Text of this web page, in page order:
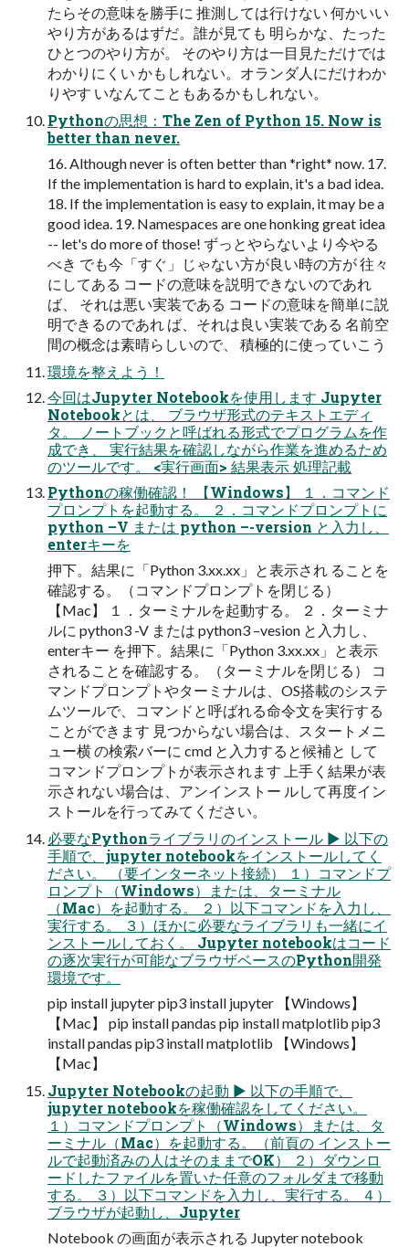
たらその意味を勝手に 推測しては行けない 何かいい
やり方があるはずだ。誰が見ても 明らかな、たった
ひとつのやり方が。 そのやり方は一目見ただけでは
わかりにくい かもしれない。オランダ人にだけわか
りやす いなんてこともあるかもしれない。
Pythonの思想：The Zen of Python 15. Now is
better than never.
16. Although never is often better than *right* now. 17.
If the implementation is hard to explain, it's a bad idea.
18. If the implementation is easy to explain, it may be a
good idea. 19. Namespaces are one honking great idea
-- let's do more of those! ずっとやらないより今やる
べき でも今「すぐ」じゃない方が良い時の方が 往々
にしてある コードの意味を説明できないのであれ
ば、 それは悪い実装である コードの意味を簡単に説
明できるのであれ ば、それは良い実装である 名前空
間の概念は素晴らしいので、 積極的に使っていこう
環境を整えよう！
今回はJupyter Notebookを使用します Jupyter
Notebookとは、 ブラウザ形式のテキストエディ
タ。 ノートブックと呼ばれる形式でプログラムを作
成でき、 実行結果を確認しながら作業を進めるため
のツールです。 <実行画面> 結果表示 処理記載
Pythonの稼働確認！ 【Windows】 １．コマンド
プロンプトを起動する。 ２．コマンドプロンプトに
python –V または python –-version と入力し、
enterキーを
押下。結果に「Python 3.xx.xx」と表示され ることを
確認する。（コマンドプロンプトを閉じる）
【Mac】 １．ターミナルを起動する。 ２．ターミナ
ルに python3 -V または python3 –vesion と入力し、
enterキー を押下。結果に「Python 3.xx.xx」と表示
されることを確認する。（ターミナルを閉じる） コ
マンドプロンプトやターミナルは、OS搭載のシステ
ムツールで、コマンドと呼ばれる命令文を実行する
ことができます 見つからない場合は、スタートメニ
ュー横 の検索バーに cmd と入力すると候補と して
コマンドプロンプトが表示されます 上手く結果が表
示されない場合は、アンインストー ルして再度イン
ストールを行ってみてください。
必要なPythonライブラリのインストール ▶ 以下の
手順で、jupyter notebookをインストールしてく
ださい。 （要インターネット接続） １）コマンドプ
ロンプト（Windows）または、ターミナル
（Mac）を起動する。 ２）以下コマンドを入力し、
実行する。 ３）ほかに必要なライブラリも一緒にイ
ンストールしておく。 Jupyter notebookはコード
の逐次実行が可能なブラウザベースのPython開発
環境です。
pip install jupyter pip3 install jupyter 【Windows】
【Mac】 pip install pandas pip install matplotlib pip3
install pandas pip3 install matplotlib 【Windows】
【Mac】
Jupyter Notebookの起動 ▶ 以下の手順で、
jupyter notebookを稼働確認をしてください。
１）コマンドプロンプト（Windows）または、タ
ーミナル（Mac）を起動する。（前頁の インストー
ルで起動済みの人はそのままでOK） ２）ダウンロ
ードしたファイルを置いた任意のフォルダまで移動
する。 ３）以下コマンドを入力し、実行する。 ４）
ブラウザが起動し、Jupyter
Notebook の画面が表示される Jupyter notebook